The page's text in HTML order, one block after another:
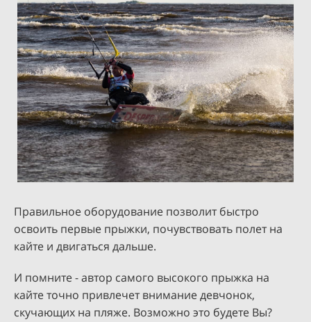
Правильное оборудование позволит быстро
освоить первые прыжки, почувствовать полет на
кайте и двигаться дальше.
И помните - автор самого высокого прыжка на
кайте точно привлечет внимание девчонок,
скучающих на пляже. Возможно это будете Вы?